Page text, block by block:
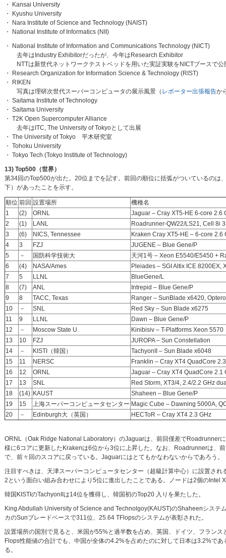
・ Kansai University
・ Kyushu University
・ Nara Institute of Science and Technology (NAIST)
・ National Institute of Informatics (NII)
・ National Institute of Information and Communications Technology (NICT)
去年はIndustry Exhibitorだったが、今年はResearch Exhibitor
NTTは新世代ネットワークテストベッドを用いた実証実験をNICTブースで公
・ Research Organization for Information Science & Technology (RIST)
・ RIKEN
写真は理研次世代スーパーコンピュータの展示風景（ レポーター出張報告か
・ Saitama Institute of Technology
・ Saitama University
・ T2K Open Supercomputer Alliance
去年はITC, The University of Tokyoとして出展
・ The University of Tokyo 平木研究室
・ Tohoku University
・ Tokyo Tech (Tokyo Institute of Technology)
13) Top500（世界）
第34回のTop500が出た。20位までを記す。前回の順位に括弧がついているの
下）があったことを示す。
順位 前回 設置場所
機種名
1
(2) ORNL
Jaguar – Cray XT5-HE 6-core 2.6
2
(1) LANL
Roadrunner-QW22/LS21, Cell 8i
3
(6) NICS, Tennessee
Kraken Cray XT5-HE – 6-core 2.6
4
3 FZJ
JUGENE – Blue Gene/P
5
－ 国防科学技術大
天河1号 – Xeon E5540/E5450 +
6
(4) NASA/Ames
Pleiades – SGI Altix ICE 8200EX,
7
5 LLNL
BlueGene/L
8
(7) ANL
Intrepid – Blue Gene/P
9
8 TACC, Texas
Ranger – SunBlade x6420,
10
－ SNL
Red Sky – Sun Blade x6275
11
9 LLNL
Dawn – Blue Gene/P
12
－ Moscow State U.
Kinibisiv – T-Platforms Xeon 5570
13
10 FZJ
JUROPA – Sun Constellation
14
－ KISTI（韓国）
TachyonII – Sun Blade x6048
15
11 NERSC
Franklin – Cray XT4 QuadCore
16
12 ORNL
Jaguar – Cray XT4 QuadCore 2.1
17
13 SNL
Red Storm, XT3/4, 2.4/2.2 GHz
18
(14) KAUST
Shaheen – Blue Gene/P
19
15 上海スーパーコンピュータセンター Magic Cube – Dawning 5000A,
20
－ Edinburgh大（英国） HECToR – Cray XT4 2.3 GHz
ORNL（Oak Ridge National Laboratory）のJaguarは、前回僅差でRoadrunner
様に6コアに更新したKrakenは6位から3位に上昇した。なお、Roadrunnerは、
で、前々回のスコアに戻っている。Jaguarにはとてもかなわないからであろう。
注目すべきは、天津スーパーコンピュータセンター（超級計算中心）に設置さ
2という面白い組み合わせにより5位に進出したことである。ノードは2個のIntel
韓国KISTIのTachyonIIは14位を獲得し、韓国初のTop20 入りを果たした。
King Abdullah University of Science and Technolgoy(KAUST)のShaheenシス
カのSunブレードベースで311位、25.64 TFlopsのシステムが表彰された。
設置場所の国別で見ると、米国が55%と過半数を占め、英国、ドイツ、フラン
Flops性能値の合計でも、中国が全体の4.2%を占めたのに対して日本は3.2%で
る。